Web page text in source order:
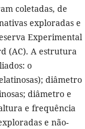
coletadas, de
exploradas e
Experimental
(AC). A estrutura
o
diâmetro
diâmetro e
e frequência
e não-